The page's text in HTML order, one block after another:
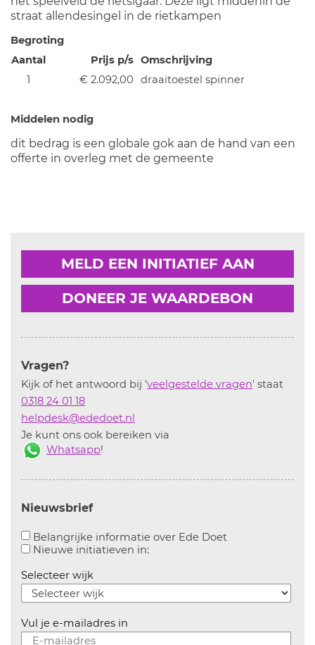
straat allendesingel in de rietkampen
Begroting
Aantal
Prijs p/s Omschrijving
1
€ 2.092,00 draaitoestel spinner
Middelen nodig
dit bedrag is een globale gok aan de hand van een
offerte in overleg met de gemeente
MELD EEN INITIATIEF AAN
DONEER JE WAARDEBON
Vragen?
Kijk of het antwoord bij 'veelgestelde vragen' staat
0318 24 01 18
helpdesk@ededoet.nl
Je kunt ons ook bereiken via
Whatsapp!
Nieuwsbrief
Belangrijke informatie over Ede Doet
Nieuwe initiatieven in:Aanvinken om informatie over
Selecteer wijk
Vul je e-mailadres in